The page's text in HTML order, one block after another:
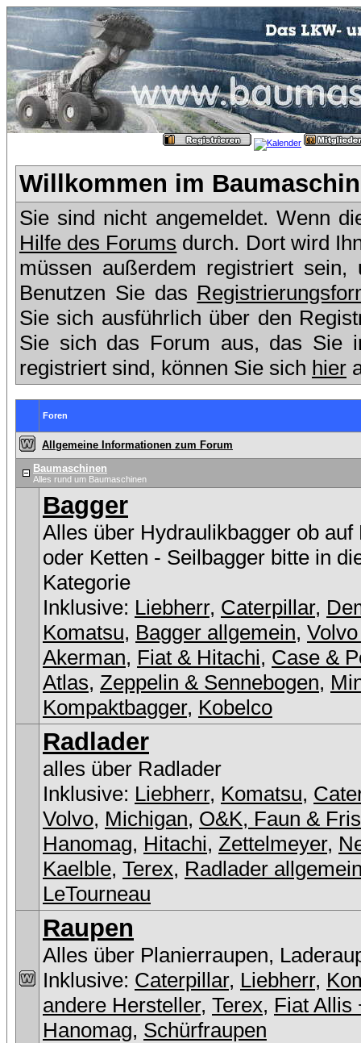
Willkommen im
Sie sind nicht angemeldet. Wenn
Hilfe des Forums durch. Dort wird
müssen außerdem registriert
Benutzen Sie das
Sie sich ausführlich über den
Sie sich das Forum aus, das Sie
registriert sind, können Sie sich hier
Foren
Allgemeine Informationen zum Forum
Baumaschinen
Alles rund um Baumaschinen
Bagger
Alles über Hydraulikbagger ob auf
oder Ketten - Seilbagger bitte in
Kategorie
Inklusive: Liebherr, Caterpillar,
Komatsu, Bagger allgemein,
Akerman, Fiat & Hitachi, Case &
Atlas, Zeppelin & Sennebogen,
Kompaktbagger, Kobelco
Radlader
alles über Radlader
Inklusive: Liebherr, Komatsu,
Volvo, Michigan, O&K, Faun &
Hanomag, Hitachi, Zettelmeyer,
Kaelble, Terex, Radlader
LeTourneau
Raupen
Alles über Planierraupen,
Inklusive: Caterpillar, Liebherr,
andere Hersteller, Terex, Fiat Allis
Hanomag, Schürfraupen